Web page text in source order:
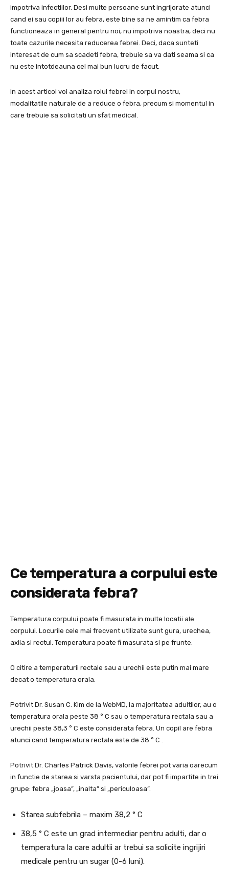
impotriva infectiilor. Desi multe persoane sunt ingrijorate atunci
cand ei sau copiii lor au febra, este bine sa ne amintim ca febra
functioneaza in general pentru noi, nu impotriva noastra, deci nu
toate cazurile necesita reducerea febrei. Deci, daca sunteti
interesat de cum sa scadeti febra, trebuie sa va dati seama si ca
nu este intotdeauna cel mai bun lucru de facut.
In acest articol voi analiza rolul febrei in corpul nostru,
modalitatile naturale de a reduce o febra, precum si momentul in
care trebuie sa solicitati un sfat medical.
Ce temperatura a corpului este
considerata febra?
Temperatura corpului poate fi masurata in multe locatii ale
corpului. Locurile cele mai frecvent utilizate sunt gura, urechea,
axila si rectul. Temperatura poate fi masurata si pe frunte.
O citire a temperaturii rectale sau a urechii este putin mai mare
decat o temperatura orala.
Potrivit Dr. Susan C. Kim de la WebMD, la majoritatea adultilor, au o
temperatura orala peste 38 ° C sau o temperatura rectala sau a
urechii peste 38,3 ° C este considerata febra. Un copil are febra
atunci cand temperatura rectala este de 38 ° C .
Potrivit Dr. Charles Patrick Davis, valorile febrei pot varia oarecum
in functie de starea si varsta pacientului, dar pot fi impartite in trei
grupe: febra „joasa”, „inalta” si „periculoasa”.
Starea subfebrila – maxim 38,2 ° C
38,5 ° C este un grad intermediar pentru adulti, dar o
temperatura la care adultii ar trebui sa solicite ingrijiri
medicale pentru un sugar (0-6 luni).